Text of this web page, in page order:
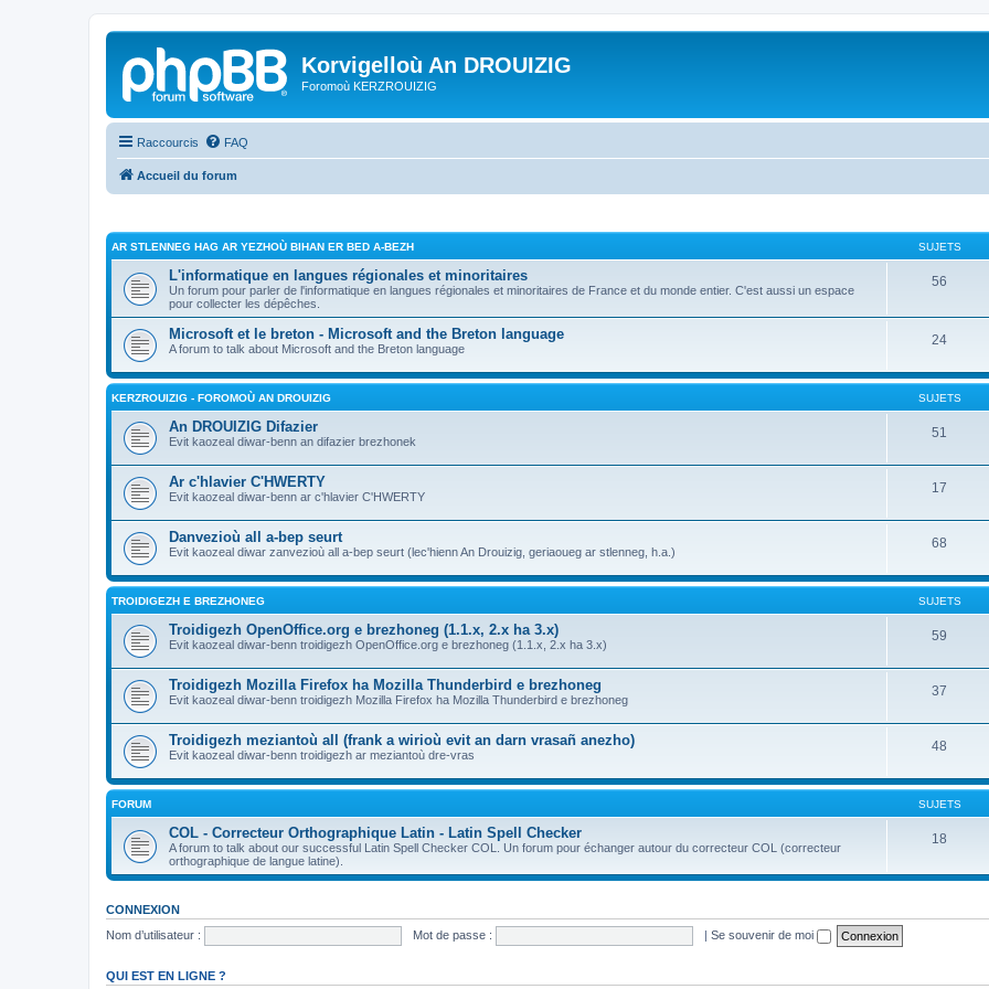
Korvigelloù An DROUIZIG
Foromoù KERZROUIZIG
Raccourcis FAQ
Accueil du forum
AR STLENNEG HAG AR YEZHOÙ BIHAN ER BED A-BEZH SUJETS
L'informatique en langues régionales et minoritaires
Un forum pour parler de l'informatique en langues régionales et minoritaires de France et du monde entier. C'est aussi un espace
pour collecter les dépêches.
56
Microsoft et le breton - Microsoft and the Breton language
A forum to talk about Microsoft and the Breton language
24
KERZROUIZIG - FOROMOÙ AN DROUIZIG SUJETS
An DROUIZIG Difazier
Evit kaozeal diwar-benn an difazier brezhonek
51
Ar c'hlavier C'HWERTY
Evit kaozeal diwar-benn ar c'hlavier C'HWERTY
17
Danvezioù all a-bep seurt
Evit kaozeal diwar zanvezioù all a-bep seurt (lec'hienn An Drouizig, geriaoueg ar stlenneg, h.a.)
68
TROIDIGEZH E BREZHONEG SUJETS
Troidigezh OpenOffice.org e brezhoneg (1.1.x, 2.x ha 3.x)
Evit kaozeal diwar-benn troidigezh OpenOffice.org e brezhoneg (1.1.x, 2.x ha 3.x)
59
Troidigezh Mozilla Firefox ha Mozilla Thunderbird e brezhoneg
Evit kaozeal diwar-benn troidigezh Mozilla Firefox ha Mozilla Thunderbird e brezhoneg
37
Troidigezh meziantoù all (frank a wirioù evit an darn vrasañ anezho)
Evit kaozeal diwar-benn troidigezh ar meziantoù dre-vras
48
FORUM SUJETS
COL - Correcteur Orthographique Latin - Latin Spell Checker
A forum to talk about our successful Latin Spell Checker COL. Un forum pour échanger autour du correcteur COL (correcteur
orthographique de langue latine).
18
CONNEXION
Nom d’utilisateur :
Mot de passe : | Se souvenir de moi
QUI EST EN LIGNE ?